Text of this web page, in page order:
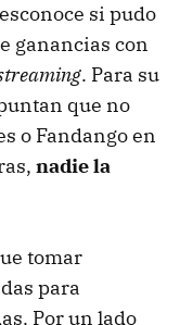
si pudo
ganancias con
. Para su
que no
o Fandango en
nadie la
tomar
para
Por un lado